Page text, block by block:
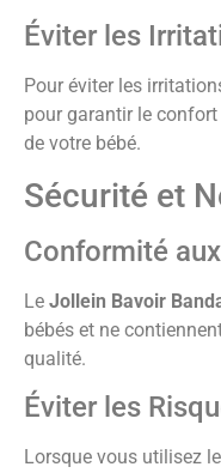
Éviter les
Pour éviter les
pour garantir le
de votre bébé.
Sécurité et
Conformité
Le Jollein Bavoir
bébés et ne
qualité.
Éviter les
Lorsque vous utilisez